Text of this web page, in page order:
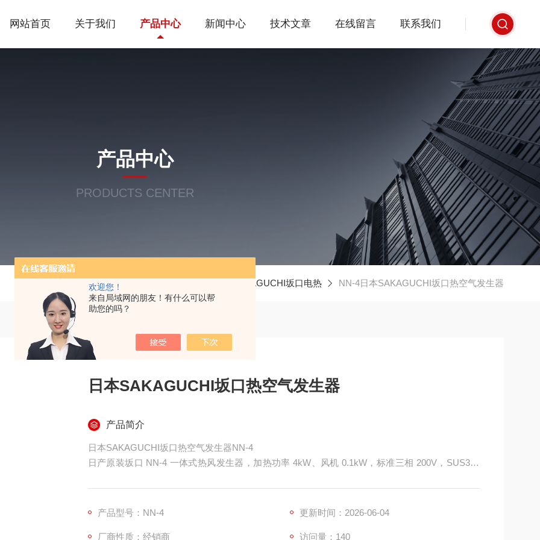
欢迎您！
来自局域网的朋友！有什么可以帮
助您的吗？
网站首页 关于我们 产品中心 新闻中心 技术文章 在线留言 联系我们
产品中心
PRODUCTS CENTER
当前位置：首页 SAKAGUCHI坂口电热 NN-4日本SAKAGUCHI坂口热空气发生器
日本SAKAGUCHI坂口热空气发生器
产品简介
日本SAKAGUCHI坂口热空气发生器NN-4
日产原装坂口 NN-4 一体式热风发生器，加热功率 4kW、风机 0.1kW，标准三相 200V，SUS304
闭环恒温
产品型号：NN-4 更新时间：2026-06-04
厂商性质：经销商 访问量：140